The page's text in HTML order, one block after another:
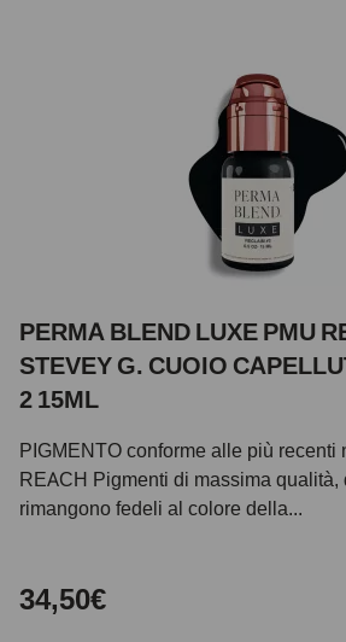
PERMA BLEND LUXE PMU
STEVEY G. CUOIO
2 15ML
PIGMENTO conforme alle più recenti
REACH Pigmenti di massima qualità,
rimangono fedeli al colore della...
34,50€